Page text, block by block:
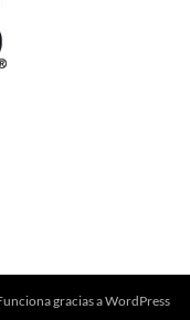
gracias a WordPress